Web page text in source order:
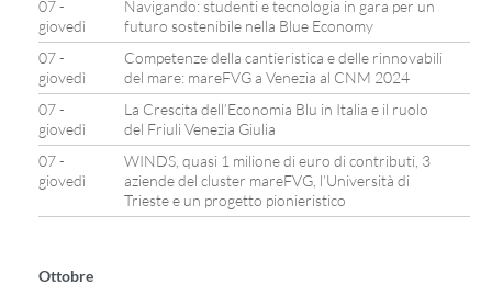
07 -
giovedì
Navigando: studenti e tecnologia in gara per un
futuro sostenibile nella Blue Economy
07 -
giovedì
Competenze della cantieristica e delle rinnovabili
del mare: mareFVG a Venezia al CNM 2024
07 -
giovedì
La Crescita dell’Economia Blu in Italia e il ruolo
del Friuli Venezia Giulia
07 -
giovedì
WINDS, quasi 1 milione di euro di contributi, 3
aziende del cluster mareFVG, l’Università di
Trieste e un progetto pionieristico
Ottobre